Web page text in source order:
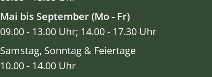
Mai bis September (Mo - Fr)
09.00 - 13.00 Uhr; 14.00 - 17.30 Uhr
Samstag, Sonntag & Feiertage
10.00 - 14.00 Uhr